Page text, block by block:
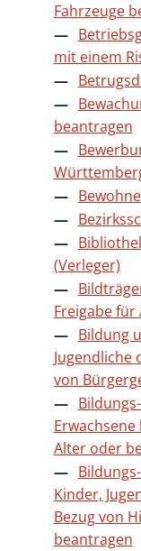
Fahrzeuge
mit einem
beantragen
(Verleger)
Freigabe
Bildung
Jugendliche
von
Alter oder
Kinder,
Bezug von
beantragen